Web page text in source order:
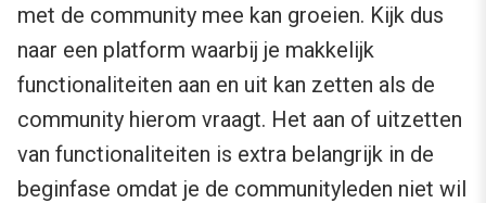
met de community mee kan groeien. Kijk dus
naar een platform waarbij je makkelijk
functionaliteiten aan en uit kan zetten als de
community hierom vraagt. Het aan of uitzetten
van functionaliteiten is extra belangrijk in de
beginfase omdat je de communityleden niet wil